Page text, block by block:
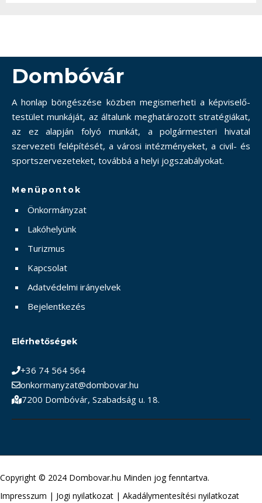
Dombóvár
A honlap böngészése közben megismerheti a képviselő-
testület munkáját, az általunk meghatározott stratégiákat,
az ez alapján folyó munkát, a polgármesteri hivatal
szervezeti felépítését, a városi intézményeket, a civil- és
sportszervezeteket, továbbá a helyi jogszabályokat.
Menüpontok
Önkormányzat
Lakóhelyünk
Turizmus
Kapcsolat
Adatvédelmi irányelvek
Bejelentkezés
Elérhetőségek
+36 74 564 564
onkormanyzat@dombovar.hu
7200 Dombóvár, Szabadság u. 18.
Copyright © 2024 Dombovar.hu Minden jog fenntartva.
Impresszum | Jogi nyilatkozat | Akadálymentesítési nyilatkozat